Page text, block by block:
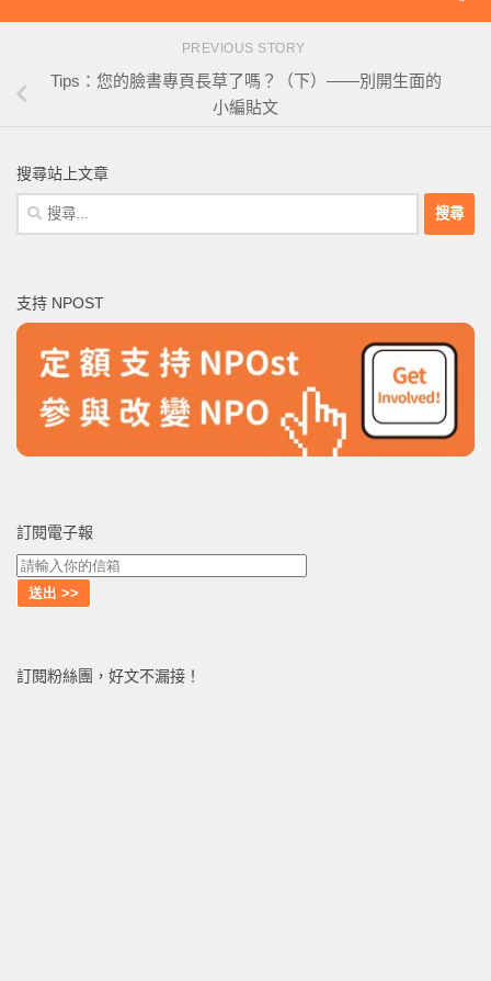
PREVIOUS STORY
Tips：您的臉書專頁長草了嗎？（下）——別開生面的
小編貼文
搜尋站上文章
搜
尋
字:
支持 NPOST
訂閱電子報
訂閱粉絲團，好文不漏接！